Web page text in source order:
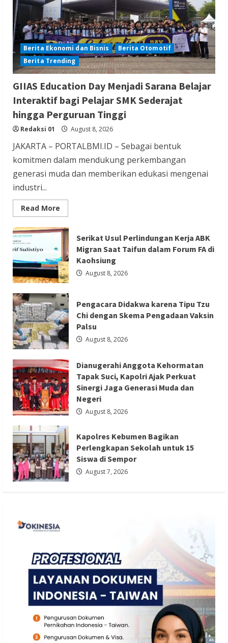
Redaksi 01 August 8, 2026
Berita Mancanegara
Berita Sosial dan Budaya
Berita Trending
Pengacara Didakwa karena Tipu Tzu Chi
dengan Skema Pengadaan Vaksin Palsu
Redaksi 01 August 8, 2026
Berita Nasional
Berita TNI/POLRI
Dianugerahi Anggota Kehormatan Tapak
Suci, Kapolri Ajak Perkuat Sinergi Jaga
Generasi Muda dan Negeri
Redaksi 01 August 8, 2026
Berita Nasional
Berita Pendidikan
Kapolres Kebumen Bagikan
Perlengkapan Sekolah untuk 15 Siswa di
Sempor
Redaksi 01 August 7, 2026
Berita Ekonomi dan Bisnis
Berita Otomotif
Berita Trending
GIIAS Education Day Menjadi Sarana Belajar
Interaktif bagi Pelajar SMK Sederajat
hingga Perguruan Tinggi
Redaksi 01 August 8, 2026
JAKARTA – PORTALBMI.ID – Sebagai bentuk
komitmen dalam mendukung perkembangan
generasi muda dan memberikan edukasi mengenai
industri...
Read More
more
GIIAS
Education
Day
Menjadi
Sarana
Belajar
Interaktif
bagi
Pelajar
SMK
Sederajat
hingga
Perguruan
Tinggi
Serikat Usul Perlindungan Kerja ABK
Migran Saat Taifun dalam Forum FA di
Kaohsiung
August 8, 2026
Pengacara Didakwa karena Tipu Tzu
Chi dengan Skema Pengadaan Vaksin
Palsu
August 8, 2026
Dianugerahi Anggota Kehormatan
Tapak Suci, Kapolri Ajak Perkuat
Sinergi Jaga Generasi Muda dan
Negeri
August 8, 2026
Kapolres Kebumen Bagikan
Perlengkapan Sekolah untuk 15
Siswa di Sempor
August 7, 2026